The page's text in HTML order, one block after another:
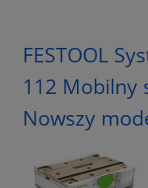
FESTOOL
112 Mobilny
Nowszy